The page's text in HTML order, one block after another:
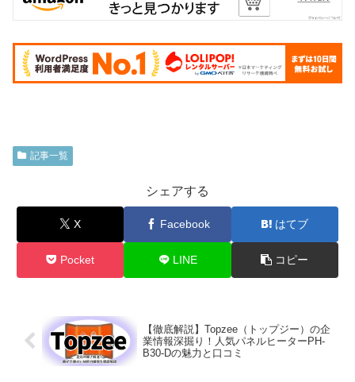
記事一覧
シェアする
X Facebook はてブ
Pocket LINE コピー
【徹底解説】Topzee（トップジー）の企
業情報深掘り！人気パネルヒーターPH-
B30-Dの魅力と口コミ